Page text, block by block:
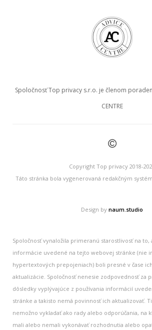
Spoločnosť Top privacy s.r.o. je členom
CENTRE
©
Copyright Top privacy 2018-
Táto stránka bola vygenerovaná redakčným
Design by naum.studio
Spoločnosť vynaložila primeranú starostlivosť na to,
informácie uvedené na tejto webovej stránke (nie
hypertextových prepojeniach) boli presné v čase
aktualizácie. Spoločnosť nenesie zodpovednosť za
dôsledky vyplývajúce z používania informácií
stránke a takisto nemá povinnosť ich aktualizovať.
nemožno vykladať ako rady alebo odporúčania, na
mali alebo nemali vykonávať rozhodnutia alebo